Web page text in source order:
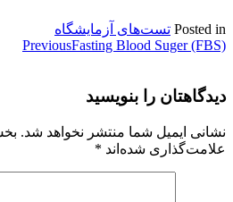
Posted in تست‌های آزمایشگاه
راهبری
PreviousFasting Blood Suger (FBS)
دیدگاهتان را بنویسید
نشانی ایمیل شما منتشر نخواهد شد.
علامت‌گذاری شده‌اند *